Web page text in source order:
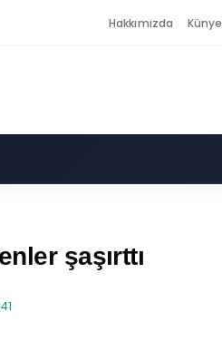
Hakkımızda Künye
şaşırttı